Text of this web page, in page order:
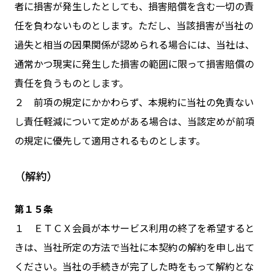
者に損害が発生したとしても、損害賠償を含む一切の責
任を負わないものとします。ただし、当該損害が当社の
過失と相当の因果関係が認められる場合には、当社は、
通常かつ現実に発生した損害の範囲に限って損害賠償の
責任を負うものとします。
２ 前項の規定にかかわらず、本規約に当社の免責ない
し責任軽減について定めがある場合は、当該定めが前項
の規定に優先して適用されるものとします。
（解約）
第１５条
１ ＥＴＣＸ会員が本サービス利用の終了を希望すると
きは、当社所定の方法で当社に本契約の解約を申し出て
ください。当社の手続きが完了した時をもって解約とな